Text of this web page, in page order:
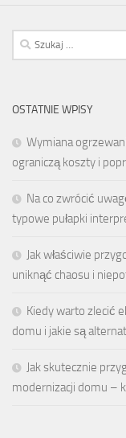
Szukaj:
OSTATNIE WPISY
Wymiana
ograniczą koszty i
Na co zwrócić
typowe pułapki
Jak właściwie
uniknąć chaosu i
Kiedy warto zlecić
domu i jakie są
Jak skutecznie
modernizacji domu –